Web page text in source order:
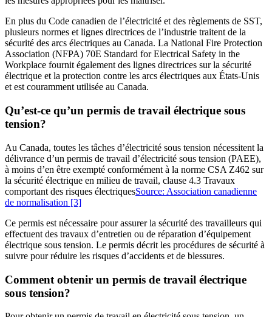
En plus du Code canadien de l’électricité et des règlements de SST,
plusieurs normes et lignes directrices de l’industrie traitent de la
sécurité des arcs électriques au Canada. La National Fire Protection
Association (NFPA) 70E Standard for Electrical Safety in the
Workplace fournit également des lignes directrices sur la sécurité
électrique et la protection contre les arcs électriques aux États-Unis
et est couramment utilisée au Canada.
Qu’est-ce qu’un permis de travail électrique sous
tension?
Au Canada, toutes les tâches d’électricité sous tension nécessitent la
délivrance d’un permis de travail d’électricité sous tension (PAEE),
à moins d’en être exempté conformément à la norme CSA Z462 sur
la sécurité électrique en milieu de travail, clause 4.3 Travaux
comportant des risques électriquesSource: Association canadienne
de normalisation [3]
Ce permis est nécessaire pour assurer la sécurité des travailleurs qui
effectuent des travaux d’entretien ou de réparation d’équipement
électrique sous tension. Le permis décrit les procédures de sécurité à
suivre pour réduire les risques d’accidents et de blessures.
Comment obtenir un permis de travail électrique
sous tension?